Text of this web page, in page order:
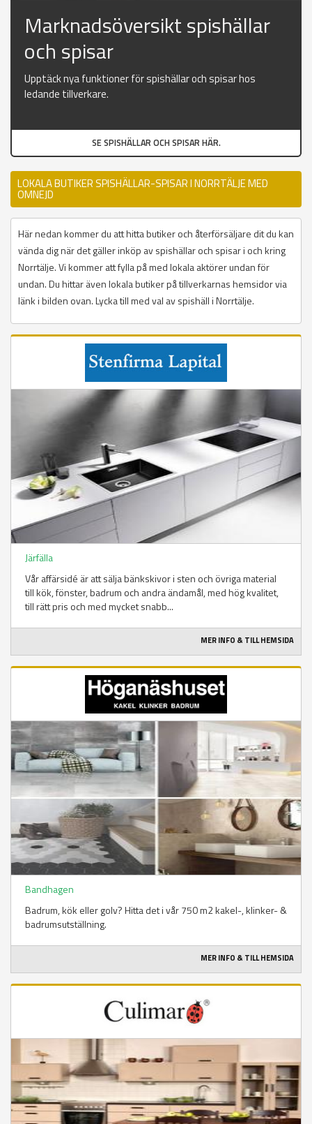
Marknadsöversikt spishällar
och spisar
Upptäck nya funktioner för spishällar och spisar hos
ledande tillverkare.
SE SPISHÄLLAR OCH SPISAR HÄR.
LOKALA BUTIKER SPISHÄLLAR-SPISAR I NORRTÄLJE MED
OMNEJD
Här nedan kommer du att hitta butiker och återförsäljare dit du kan
vända dig när det gäller inköp av spishällar och spisar i och kring
Norrtälje. Vi kommer att fylla på med lokala aktörer undan för
undan. Du hittar även lokala butiker på tillverkarnas hemsidor via
länk i bilden ovan. Lycka till med val av spishäll i Norrtälje.
Järfälla
Vår affärsidé är att sälja bänkskivor i sten och övriga material
till kök, fönster, badrum och andra ändamål, med hög kvalitet,
till rätt pris och med mycket snabb...
MER INFO & TILL HEMSIDA
Bandhagen
Badrum, kök eller golv? Hitta det i vår 750 m2 kakel-, klinker- &
badrumsutställning.
MER INFO & TILL HEMSIDA